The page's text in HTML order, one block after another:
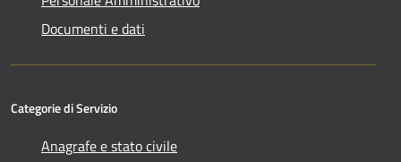
Documenti e dati
Categorie di Servizio
Anagrafe e stato civile